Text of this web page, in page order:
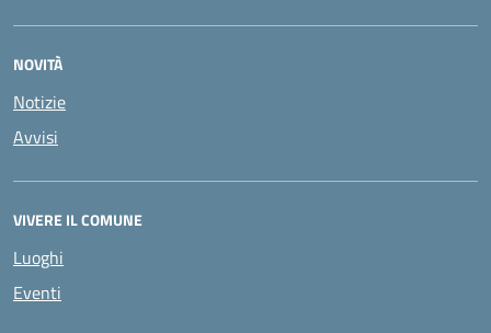
NOVITÀ
Notizie
Avvisi
VIVERE IL COMUNE
Luoghi
Eventi